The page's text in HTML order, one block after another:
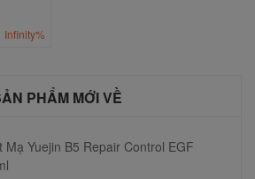
Infinity%
PHẨM MỚI VỀ
Mạ Yuejin B5 Repair Control EGF